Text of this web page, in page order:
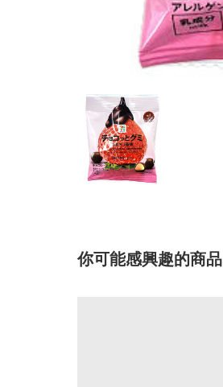
你可能感興趣的商品